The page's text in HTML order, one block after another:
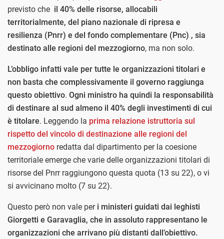
previsto che il 40% delle risorse, allocabili
territorialmente, del piano nazionale di ripresa e
resilienza (Pnrr) e del fondo complementare (Pnc) , sia
destinato alle regioni del mezzogiorno, ma non solo.
L’obbligo infatti vale per tutte le organizzazioni titolari e
non basta che complessivamente il governo raggiunga
questo obiettivo. Ogni ministro ha quindi la responsabilità
di destinare al sud almeno il 40% degli investimenti di cui
è titolare. Leggendo la prima relazione istruttoria sul
rispetto del vincolo di destinazione alle regioni del
mezzogiorno redatta dal dipartimento per la coesione
territoriale emerge che varie delle organizzazioni titolari di
risorse del Pnrr raggiungono questa quota (13 su 22), o vi
si avvicinano molto (7 su 22).
Questo però non vale per i ministeri guidati dai leghisti
Giorgetti e Garavaglia, che in assoluto rappresentano le
organizzazioni che arrivano più distanti dall’obiettivo.